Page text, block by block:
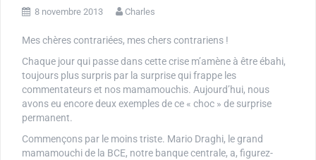
8 novembre 2013 Charles
Mes chères contrariées, mes chers contrariens !
Chaque jour qui passe dans cette crise m’amène à être ébahi,
toujours plus surpris par la surprise qui frappe les
commentateurs et nos mamamouchis. Aujourd’hui, nous
avons eu encore deux exemples de ce « choc » de surprise
permanent.
Commençons par le moins triste. Mario Draghi, le grand
mamamouchi de la BCE, notre banque centrale, a, figurez-